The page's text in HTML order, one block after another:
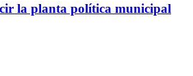
la planta política municipal